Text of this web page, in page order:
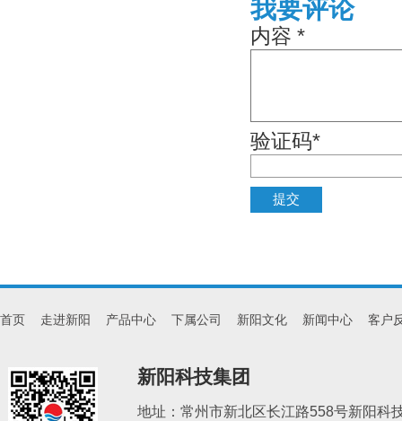
我要评论
内容 *
验证码*
首页 走进新阳 产品中心 下属公司 新阳文化 新闻中心 客户
新阳科技集团
地址：常州市新北区长江路558号新阳科